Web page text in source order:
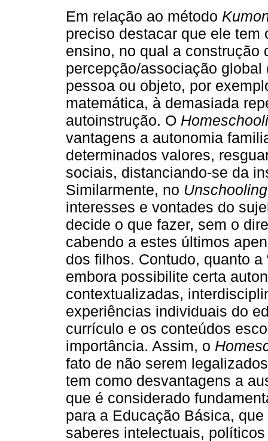
Em relação ao método
preciso destacar que ele
ensino, no qual a construção
percepção/associação
pessoa ou objeto, por
matemática, à demasiada
autoinstrução. O
vantagens a autonomia
determinados valores,
sociais, distanciando-se da
Similarmente, no Unschooling
interesses e vontades do
decide o que fazer, sem o
cabendo a estes últimos
dos filhos. Contudo, quanto a
embora possibilite certa
contextualizadas,
experiências individuais do
currículo e os conteúdos
importância. Assim, o
fato de não serem
tem como desvantagens a
que é considerado
para a Educação Básica,
saberes intelectuais,